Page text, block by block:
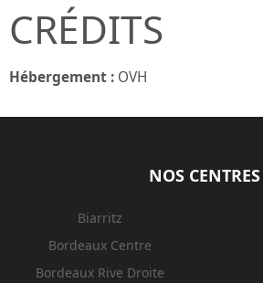
CRÉDITS
Hébergement : OVH
NOS CENTRES
Biarritz
Bordeaux Centre
Bordeaux Rive Droite